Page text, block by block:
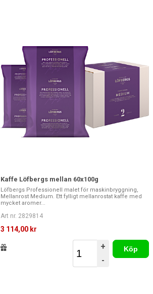
Kaffe Löfbergs mellan 60x100g
Löfbergs Professionell malet för maskinbryggning,
Mellanrost Medium. Ett fylligt mellanrostat kaffe med
mycket aromer...
Art nr. 2829814
3 114,00 kr
+
-
Köp